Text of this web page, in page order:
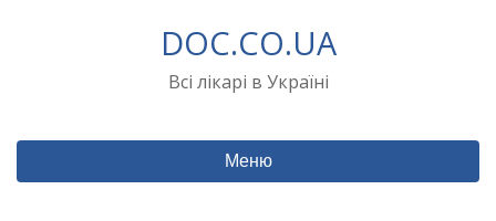
DOC.CO.UA
Всі лікарі в Україні
Меню